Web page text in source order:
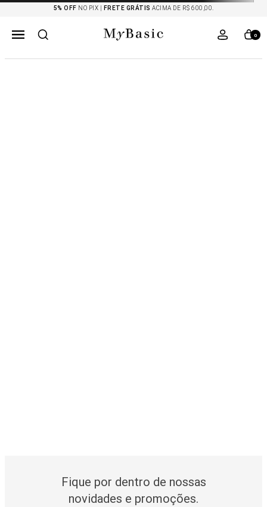
5% OFF NO PIX | FRETE GRÁTIS ACIMA DE R$ 600,00.
0
Fique por dentro de nossas
novidades e promoções.